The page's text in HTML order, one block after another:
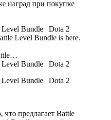
наград при покупке
Level Bundle is here.
предлагает Battle